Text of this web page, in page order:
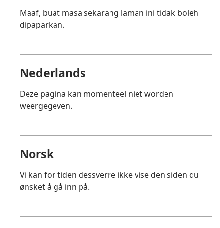
Maaf, buat masa sekarang laman ini tidak boleh
dipaparkan.
Nederlands
Deze pagina kan momenteel niet worden
weergegeven.
Norsk
Vi kan for tiden dessverre ikke vise den siden du
ønsket å gå inn på.